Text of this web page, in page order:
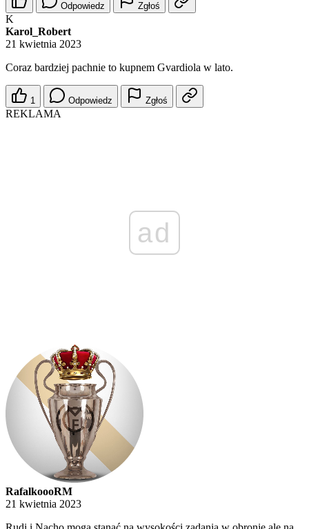
Odpowiedz Zgłoś
K
Karol_Robert
21 kwietnia 2023
Coraz bardziej pachnie to kupnem Gvardiola w lato.
1 Odpowiedz Zgłoś
REKLAMA
ad
RafalkoooRM
21 kwietnia 2023